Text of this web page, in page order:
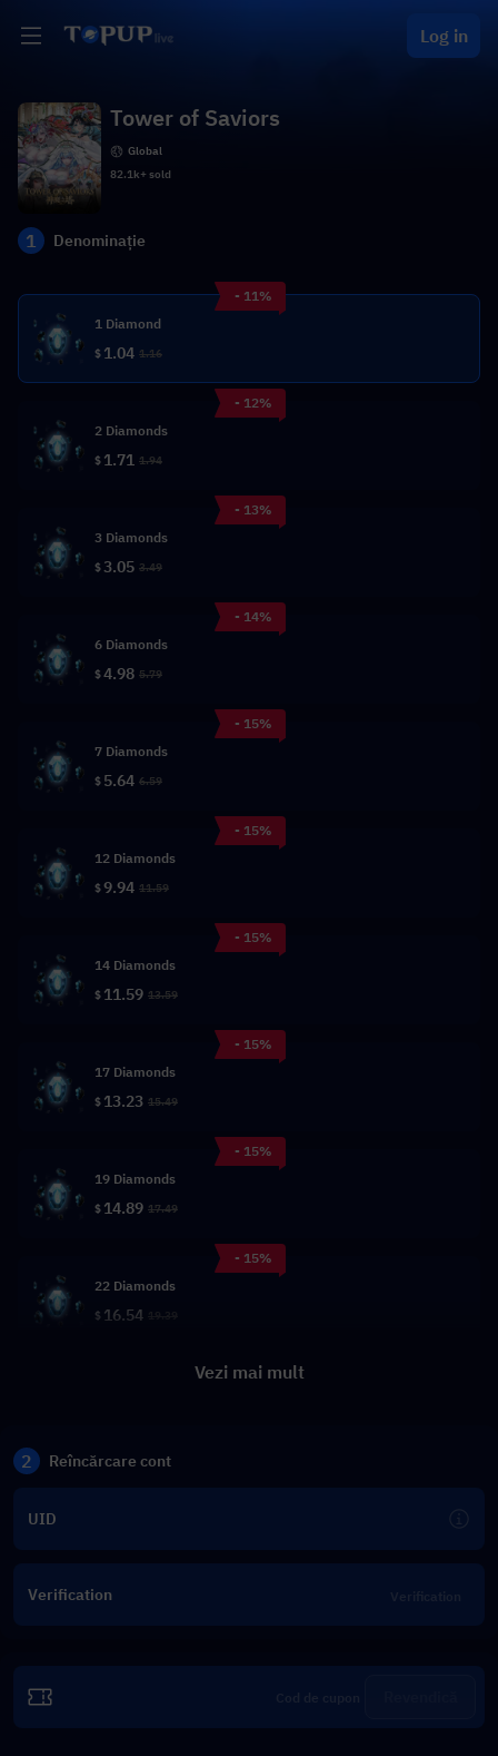
Log in
Tower of Saviors
Global
82.1k+ sold
1 Denominație
- 11%
1 Diamond
$ 1.04 1.16
- 12%
2 Diamonds
$ 1.71 1.94
- 13%
3 Diamonds
$3.05 3.49
- 14%
6 Diamonds
$4.98 5.79
- 15%
7 Diamonds
$ 5.64 6.59
- 15%
12 Diamonds
$9.94 11.59
- 15%
14 Diamonds
$ 11.59 13.59
- 15%
17 Diamonds
$ 13.23 15.49
- 15%
19 Diamonds
$ 14.89 17.49
- 15%
22 Diamonds
$ 16.54
Vezi mai mult
2 Reîncărcare cont
UID
Verification